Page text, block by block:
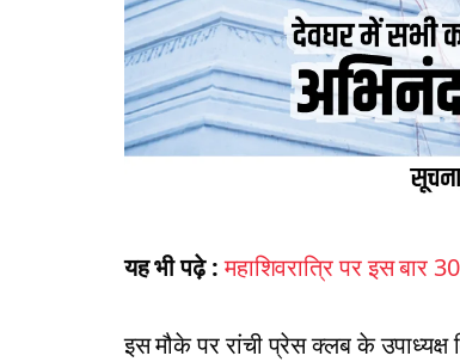
यह भी पढ़े :महाशिवरात्रि पर इस बार
इस मौके पर रांची प्रेस क्लब के